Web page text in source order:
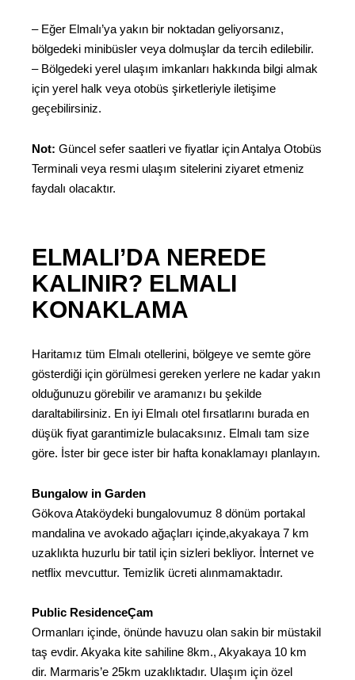
– Eğer Elmalı’ya yakın bir noktadan geliyorsanız,
bölgedeki minibüsler veya dolmuşlar da tercih edilebilir.
– Bölgedeki yerel ulaşım imkanları hakkında bilgi almak
için yerel halk veya otobüs şirketleriyle iletişime
geçebilirsiniz.
Not: Güncel sefer saatleri ve fiyatlar için Antalya Otobüs
Terminali veya resmi ulaşım sitelerini ziyaret etmeniz
faydalı olacaktır.
ELMALI’DA NEREDE
KALINIR? ELMALI
KONAKLAMA
Haritamız tüm Elmalı otellerini, bölgeye ve semte göre
gösterdiği için görülmesi gereken yerlere ne kadar yakın
olduğunuzu görebilir ve aramanızı bu şekilde
daraltabilirsiniz. En iyi Elmalı otel fırsatlarını burada en
düşük fiyat garantimizle bulacaksınız. Elmalı tam size
göre. İster bir gece ister bir hafta konaklamayı planlayın.
Bungalow in Garden
Gökova Ataköydeki bungalovumuz 8 dönüm portakal
mandalina ve avokado ağaçları içinde,akyakaya 7 km
uzaklıkta huzurlu bir tatil için sizleri bekliyor. İnternet ve
netflix mevcuttur. Temizlik ücreti alınmamaktadır.
Public ResidenceÇam
Ormanları içinde, önünde havuzu olan sakin bir müstakil
taş evdir. Akyaka kite sahiline 8km., Akyakaya 10 km
dir. Marmaris’e 25km uzaklıktadır. Ulaşım için özel